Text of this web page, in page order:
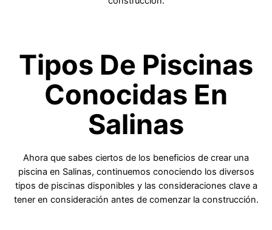
Tipos De Piscinas
Conocidas En
Salinas
Ahora que sabes ciertos de los beneficios de crear una
piscina en Salinas, continuemos conociendo los diversos
tipos de piscinas disponibles y las consideraciones clave a
tener en consideración antes de comenzar la construcción.